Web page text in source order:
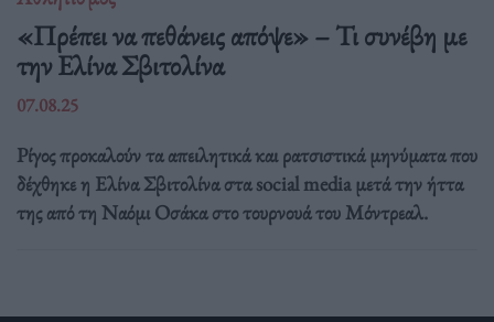
«Πρέπει να πεθάνεις απόψε» – Τι συνέβη με
την Ελίνα Σβιτολίνα
07.08.25
Ρίγος προκαλούν τα απειλητικά και ρατσιστικά μηνύματα που
δέχθηκε η Ελίνα Σβιτολίνα στα social media μετά την ήττα
της από τη Ναόμι Οσάκα στο τουρνουά του Μόντρεαλ.